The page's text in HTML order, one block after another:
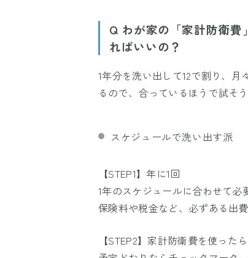
Q わが家の「家計防衛
ればいいの？
1年分を洗い出して12で割り、
るので、合っているほうで試そう
スケジュールで洗い出す派
【STEP1】年に1回
1年のスケジュールに合わせて必
保険料や税金など、必ずある出
【STEP2】家計防衛費を使ったら